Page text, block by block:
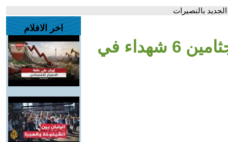
- حرب غزة.. انتشال جثامين 6 شهداء في
اخر الافلام